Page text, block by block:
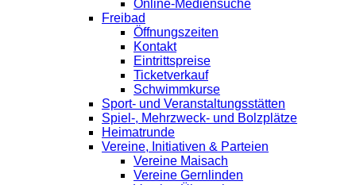
Online-Mediensuche
Freibad
Öffnungszeiten
Kontakt
Eintrittspreise
Ticketverkauf
Schwimmkurse
Sport- und Veranstaltungsstätten
Spiel-, Mehrzweck- und Bolzplätze
Heimatrunde
Vereine, Initiativen & Parteien
Vereine Maisach
Vereine Gernlinden